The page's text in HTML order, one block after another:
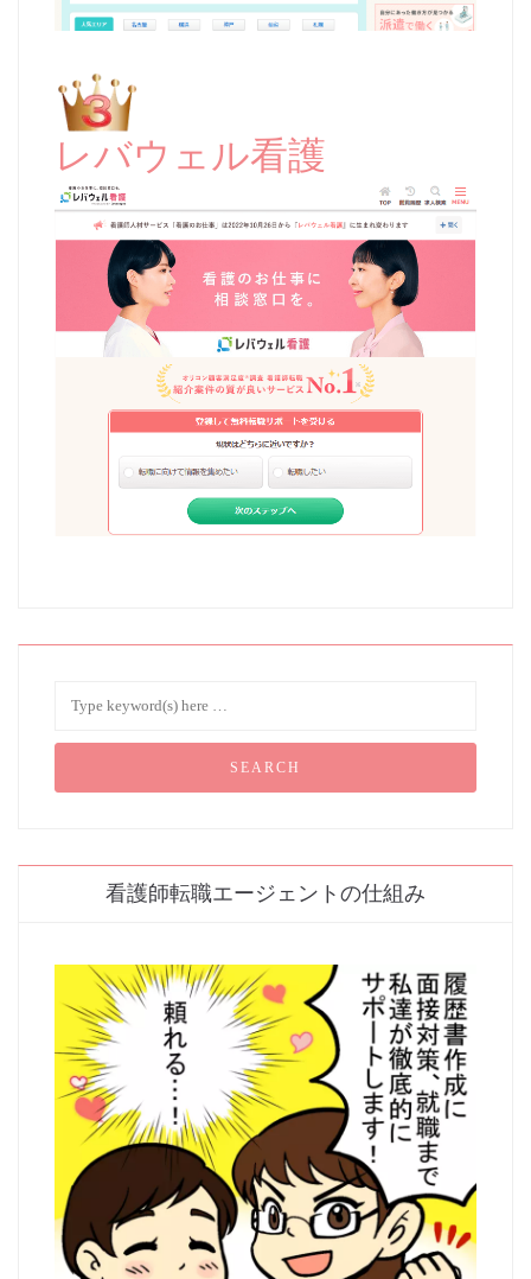
レバウェル看護
看護師転職エージェントの仕組み